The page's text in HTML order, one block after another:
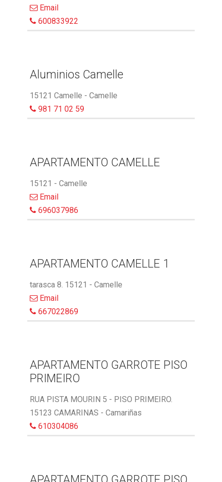
Email
600833922
Aluminios Camelle
15121 Camelle - Camelle
981 71 02 59
APARTAMENTO CAMELLE
15121 - Camelle
Email
696037986
APARTAMENTO CAMELLE 1
tarasca 8. 15121 - Camelle
Email
667022869
APARTAMENTO GARROTE PISO
PRIMEIRO
RUA PISTA MOURIN 5 - PISO PRIMEIRO.
15123 CAMARINAS - Camariñas
610304086